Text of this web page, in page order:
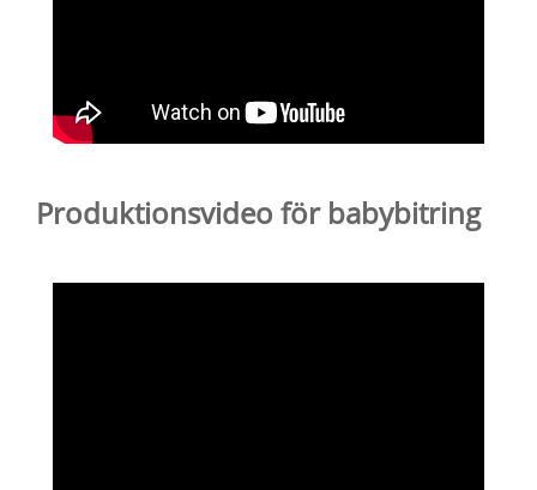
Produktionsvideo för babybitring